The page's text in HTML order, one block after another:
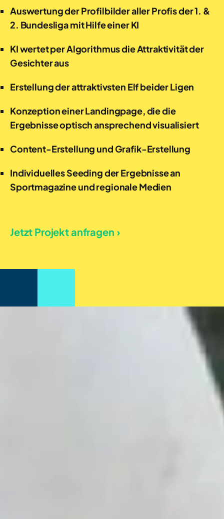
Auswertung der Profilbilder aller Profis der 1. &
2. Bundesliga mit Hilfe einer KI
KI wertet per Algorithmus die Attraktivität der
Gesichter aus
Erstellung der attraktivsten Elf beider Ligen
Konzeption einer Landingpage, die die
Ergebnisse optisch ansprechend visualisiert
Content-Erstellung und Grafik-Erstellung
Individuelles Seeding der Ergebnisse an
Sportmagazine und regionale Medien
Jetzt Projekt anfragen ›